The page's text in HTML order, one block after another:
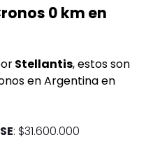
0 km en
Stellantis, estos son
en Argentina en
: $31.600.000